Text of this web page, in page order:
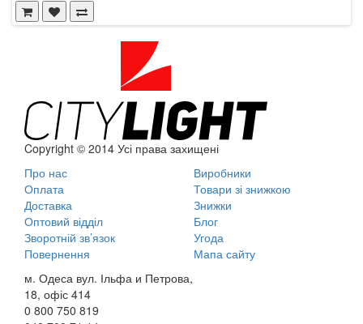
Copyright © 2014 Усі права захищені
Про нас
Оплата
Доставка
Оптовий відділ
Зворотній зв’язок
Повернення
Виробники
Товари зі знижкою
Знижки
Блог
Угода
Мапа сайту
м. Одеса вул. Ільфа и Петрова,
18, офіс 414
0 800 750 819